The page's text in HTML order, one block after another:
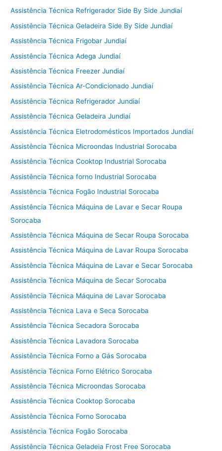
Assistência Técnica Refrigerador Side By Side Jundiaí
Assistência Técnica Geladeira Side By Side Jundiaí
Assistência Técnica Frigobar Jundiaí
Assistência Técnica Adega Jundiaí
Assistência Técnica Freezer Jundiaí
Assistência Técnica Ar-Condicionado Jundiaí
Assistência Técnica Refrigerador Jundiaí
Assistência Técnica Geladeira Jundiaí
Assistência Técnica Eletrodomésticos Importados Jundiaí
Assistência Técnica Microondas Industrial Sorocaba
Assistência Técnica Cooktop Industrial Sorocaba
Assistência Técnica forno Industrial Sorocaba
Assistência Técnica Fogão Industrial Sorocaba
Assistência Técnica Máquina de Lavar e Secar Roupa
Sorocaba
Assistência Técnica Máquina de Secar Roupa Sorocaba
Assistência Técnica Máquina de Lavar Roupa Sorocaba
Assistência Técnica Máquina de Lavar e Secar Sorocaba
Assistência Técnica Máquina de Secar Sorocaba
Assistência Técnica Máquina de Lavar Sorocaba
Assistência Técnica Lava e Seca Sorocaba
Assistência Técnica Secadora Sorocaba
Assistência Técnica Lavadora Sorocaba
Assistência Técnica Forno a Gás Sorocaba
Assistência Técnica Forno Elétrico Sorocaba
Assistência Técnica Microondas Sorocaba
Assistência Técnica Cooktop Sorocaba
Assistência Técnica Forno Sorocaba
Assistência Técnica Fogão Sorocaba
Assistência Técnica Geladeia Frost Free Sorocaba